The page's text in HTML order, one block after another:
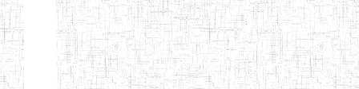
ENIET PRIVEE
LES FERMIONS
25/07/2013 ENIET
ENIET PRIVEE DE
17/04/2014 ENIET